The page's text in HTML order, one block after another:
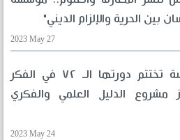
بين الحرية والإلزام الديني"
2023 May 27
شعبة التعليم في المؤسسة تختتم دورتها الـ ٧٢ في الفكر
مشروع الدليل العلمي والفكري
2023 May 24